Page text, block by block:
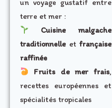
un voyage gustatif entre
terre et mer :
Cuisine malgache
traditionnelleet française
raffinée
Fruits de mer frais,
recettes européennes et
spécialités tropicales